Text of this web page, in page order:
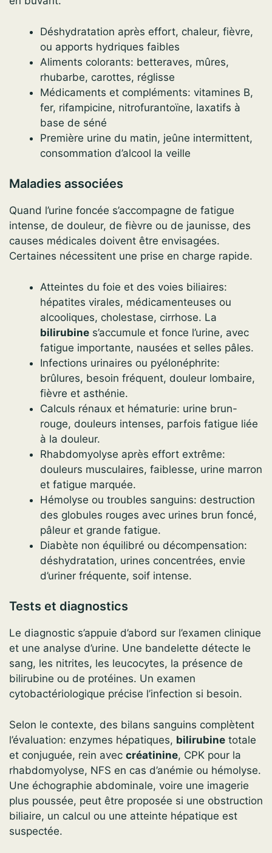
Déshydratation après effort, chaleur, fièvre,
ou apports hydriques faibles
Aliments colorants: betteraves, mûres,
rhubarbe, carottes, réglisse
Médicaments et compléments: vitamines B,
fer, rifampicine, nitrofurantoïne, laxatifs à
base de séné
Première urine du matin, jeûne intermittent,
consommation d’alcool la veille
Maladies associées
Quand l’urine foncée s’accompagne de fatigue
intense, de douleur, de fièvre ou de jaunisse, des
causes médicales doivent être envisagées.
Certaines nécessitent une prise en charge rapide.
Atteintes du foie et des voies biliaires:
hépatites virales, médicamenteuses ou
alcooliques, cholestase, cirrhose. La
bilirubine s’accumule et fonce l’urine, avec
fatigue importante, nausées et selles pâles.
Infections urinaires ou pyélonéphrite:
brûlures, besoin fréquent, douleur lombaire,
fièvre et asthénie.
Calculs rénaux et hématurie: urine brun-
rouge, douleurs intenses, parfois fatigue liée
à la douleur.
Rhabdomyolyse après effort extrême:
douleurs musculaires, faiblesse, urine marron
et fatigue marquée.
Hémolyse ou troubles sanguins: destruction
des globules rouges avec urines brun foncé,
pâleur et grande fatigue.
Diabète non équilibré ou décompensation:
déshydratation, urines concentrées, envie
d’uriner fréquente, soif intense.
Tests et diagnostics
Le diagnostic s’appuie d’abord sur l’examen clinique
et une analyse d’urine. Une bandelette détecte le
sang, les nitrites, les leucocytes, la présence de
bilirubine ou de protéines. Un examen
cytobactériologique précise l’infection si besoin.
Selon le contexte, des bilans sanguins complètent
l’évaluation: enzymes hépatiques, bilirubine totale
et conjuguée, rein avec créatinine, CPK pour la
rhabdomyolyse, NFS en cas d’anémie ou hémolyse.
Une échographie abdominale, voire une imagerie
plus poussée, peut être proposée si une obstruction
biliaire, un calcul ou une atteinte hépatique est
suspectée.